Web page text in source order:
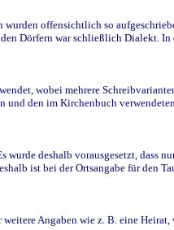
offensichtlich so
Dörfern war schließlich Dialekt.
wobei mehrere
und den im Kirchenbuch
deshalb vorausgesetzt,
ist bei der Ortsangabe für den
Angaben wie z. B. eine Heirat,